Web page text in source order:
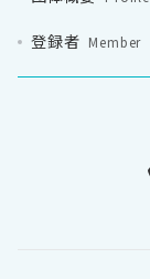
登録者 Member